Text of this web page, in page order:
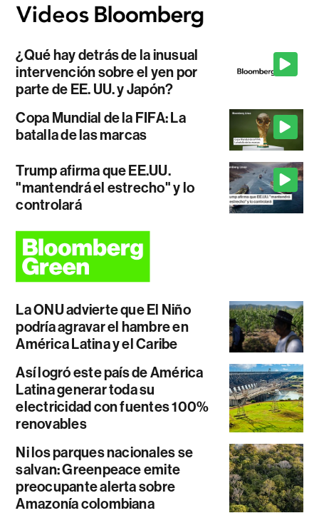
¿Qué hay detrás de la inusual
intervención sobre el yen por
parte de EE. UU. y Japón?
Copa Mundial de la FIFA: La
batalla de las marcas
Trump afirma que EE.UU.
"mantendrá el estrecho" y lo
controlará
La ONU advierte que El Niño
podría agravar el hambre en
América Latina y el Caribe
Así logró este país de América
Latina generar toda su
electricidad con fuentes 100%
renovables
Ni los parques nacionales se
salvan: Greenpeace emite
preocupante alerta sobre
Amazonía colombiana